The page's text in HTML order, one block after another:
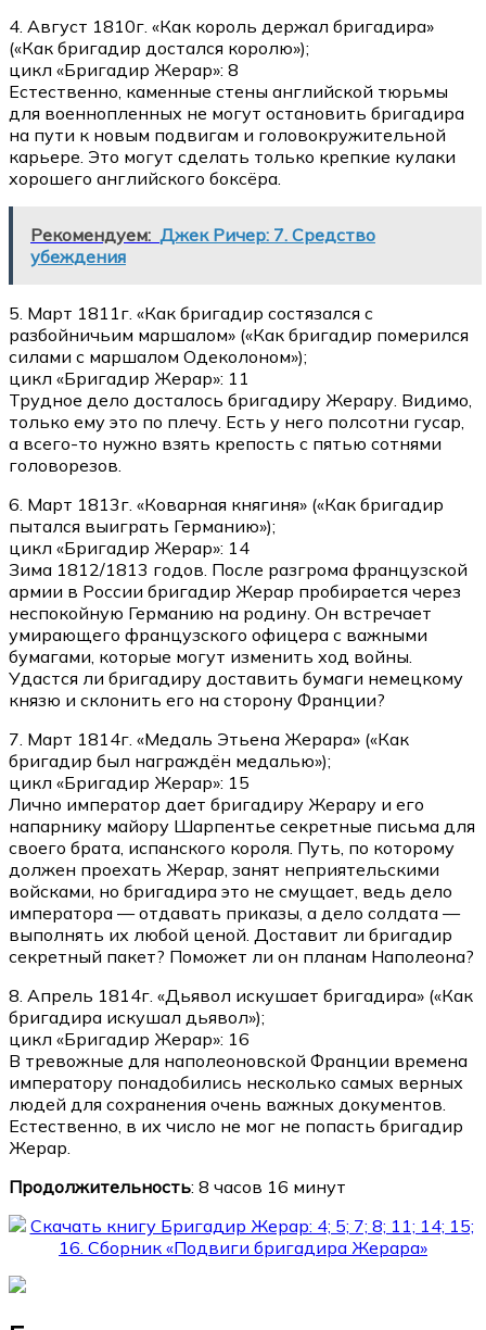
4. Август 1810г. «Как король держал бригадира»
(«Как бригадир достался королю»);
цикл «Бригадир Жерар»: 8
Естественно, каменные стены английской тюрьмы
для военнопленных не могут остановить бригадира
на пути к новым подвигам и головокружительной
карьере. Это могут сделать только крепкие кулаки
хорошего английского боксёра.
Рекомендуем: Джек Ричер: 7. Средство
убеждения
5. Март 1811г. «Как бригадир состязался с
разбойничьим маршалом» («Как бригадир померился
силами с маршалом Одеколоном»);
цикл «Бригадир Жерар»: 11
Трудное дело досталось бригадиру Жерару. Видимо,
только ему это по плечу. Есть у него полсотни гусар,
а всего-то нужно взять крепость с пятью сотнями
головорезов.
6. Март 1813г. «Коварная княгиня» («Как бригадир
пытался выиграть Германию»);
цикл «Бригадир Жерар»: 14
Зима 1812/1813 годов. После разгрома французской
армии в России бригадир Жерар пробирается через
неспокойную Германию на родину. Он встречает
умирающего французского офицера с важными
бумагами, которые могут изменить ход войны.
Удастся ли бригадиру доставить бумаги немецкому
князю и склонить его на сторону Франции?
7. Март 1814г. «Медаль Этьена Жерара» («Как
бригадир был награждён медалью»);
цикл «Бригадир Жерар»: 15
Лично император дает бригадиру Жерару и его
напарнику майору Шарпентье секретные письма для
своего брата, испанского короля. Путь, по которому
должен проехать Жерар, занят неприятельскими
войсками, но бригадира это не смущает, ведь дело
императора — отдавать приказы, а дело солдата —
выполнять их любой ценой. Доставит ли бригадир
секретный пакет? Поможет ли он планам Наполеона?
8. Апрель 1814г. «Дьявол искушает бригадира» («Как
бригадира искушал дьявол»);
цикл «Бригадир Жерар»: 16
В тревожные для наполеоновской Франции времена
императору понадобились несколько самых верных
людей для сохранения очень важных документов.
Естественно, в их число не мог не попасть бригадир
Жерар.
Продолжительность: 8 часов 16 минут